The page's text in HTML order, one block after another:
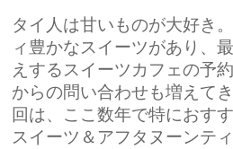
タイ人は甘いものが大好き
ィ豊かなスイーツがあり、
えするスイーツカフェの予
からの問い合わせも増えて
回は、ここ数年で特におす
スイーツ＆アフタヌーンテ